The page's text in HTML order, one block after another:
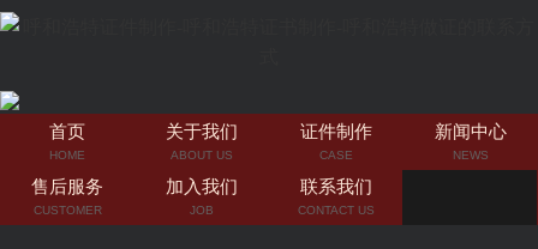
首页
HOME
关于我们
ABOUT US
证件制作
CASE
新闻中心
NEWS
售后服务
CUSTOMER
加入我们
JOB
联系我们
CONTACT US